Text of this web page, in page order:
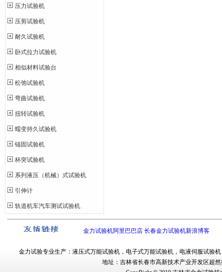
压力试验机
压剪试验机
耐久试验机
卧式拉力试验机
相似材料试验台
松弛试验机
弯曲试验机
扭转试验机
蠕变持久试验机
锚固试验机
杯突试验机
系列液压（机械）式试验机
引伸计
轨道机车汽车测试试验机
金力试验机阿里巴巴店 长春金力试验机新浪博客
金力试验专业生产： 液压式万能试验机， 电子式万能试验机， 电液伺服试验机
地址：吉林省长春市高新技术产业开发区超然